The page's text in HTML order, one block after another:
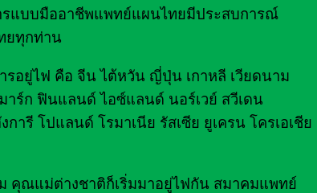
รแบบมืออาชีพแพทย์แผนไทยมีประสบการณ์
ยทุกท่าน
อยู่ไฟ คือ จีน ไต้หวัน ญี่ปุ่น เกาหลี เวียดนาม
าร์ก ฟินแลนด์ ไอซ์แลนด์ นอร์เวย์ สวีเดน
ารี โปแลนด์ โรมาเนีย รัสเซีย ยูเครน โครเอเชีย
คุณแม่ต่างชาติก็เริ่มมาอยู่ไฟกัน สมาคมแพทย์